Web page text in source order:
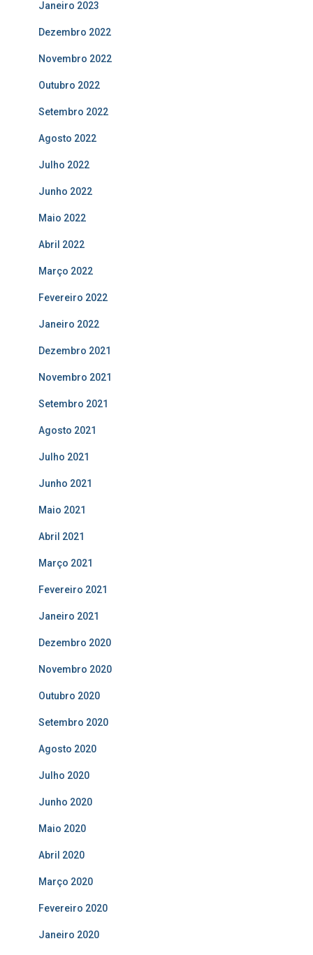
Janeiro 2023
Dezembro 2022
Novembro 2022
Outubro 2022
Setembro 2022
Agosto 2022
Julho 2022
Junho 2022
Maio 2022
Abril 2022
Março 2022
Fevereiro 2022
Janeiro 2022
Dezembro 2021
Novembro 2021
Setembro 2021
Agosto 2021
Julho 2021
Junho 2021
Maio 2021
Abril 2021
Março 2021
Fevereiro 2021
Janeiro 2021
Dezembro 2020
Novembro 2020
Outubro 2020
Setembro 2020
Agosto 2020
Julho 2020
Junho 2020
Maio 2020
Abril 2020
Março 2020
Fevereiro 2020
Janeiro 2020